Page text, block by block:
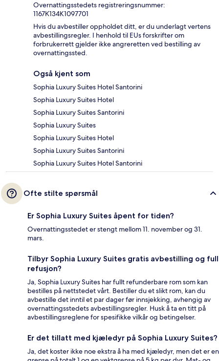
Overnattingsstedets registreringsnummer:
1167Κ134K1097701
Hvis du avbestiller oppholdet ditt, er du underlagt vertens
avbestillingsregler. I henhold til EUs forskrifter om
forbrukerrett gjelder ikke angreretten ved bestilling av
overnattingssted.
Også kjent som
Sophia Luxury Suites Hotel Santorini
Sophia Luxury Suites Hotel
Sophia Luxury Suites Santorini
Sophia Luxury Suites
Sophia Luxury Suites Hotel
Sophia Luxury Suites Santorini
Sophia Luxury Suites Hotel Santorini
Ofte stilte spørsmål
Er Sophia Luxury Suites åpent for tiden?
Overnattingsstedet er stengt mellom 11. november og 31.
mars.
Tilbyr Sophia Luxury Suites gratis avbestilling og full
refusjon?
Ja, Sophia Luxury Suites har fullt refunderbare rom som kan
bestilles på nettstedet vårt. Bestiller du et slikt rom, kan du
avbestille det inntil et par dager før innsjekking, avhengig av
overnattingsstedets avbestillingsregler. Husk å ta en titt på
avbestillingsreglene for spesifikke vilkår og betingelser.
Er det tillatt med kjæledyr på Sophia Luxury Suites?
Ja, det koster ikke noe ekstra å ha med kjæledyr, men det er en